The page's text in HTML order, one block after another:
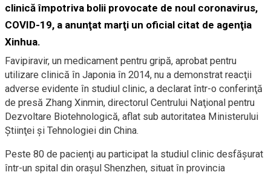
clinică împotriva bolii provocate de noul coronavirus,
COVID-19, a anunţat marţi un oficial citat de agenţia
Xinhua.
Favipiravir, un medicament pentru gripă, aprobat pentru
utilizare clinică în Japonia în 2014, nu a demonstrat reacţii
adverse evidente în studiul clinic, a declarat într-o conferinţă
de presă Zhang Xinmin, directorul Centrului Naţional pentru
Dezvoltare Biotehnologică, aflat sub autoritatea Ministerului
Ştiinţei şi Tehnologiei din China.
Peste 80 de pacienţi au participat la studiul clinic desfăşurat
într-un spital din oraşul Shenzhen, situat în provincia